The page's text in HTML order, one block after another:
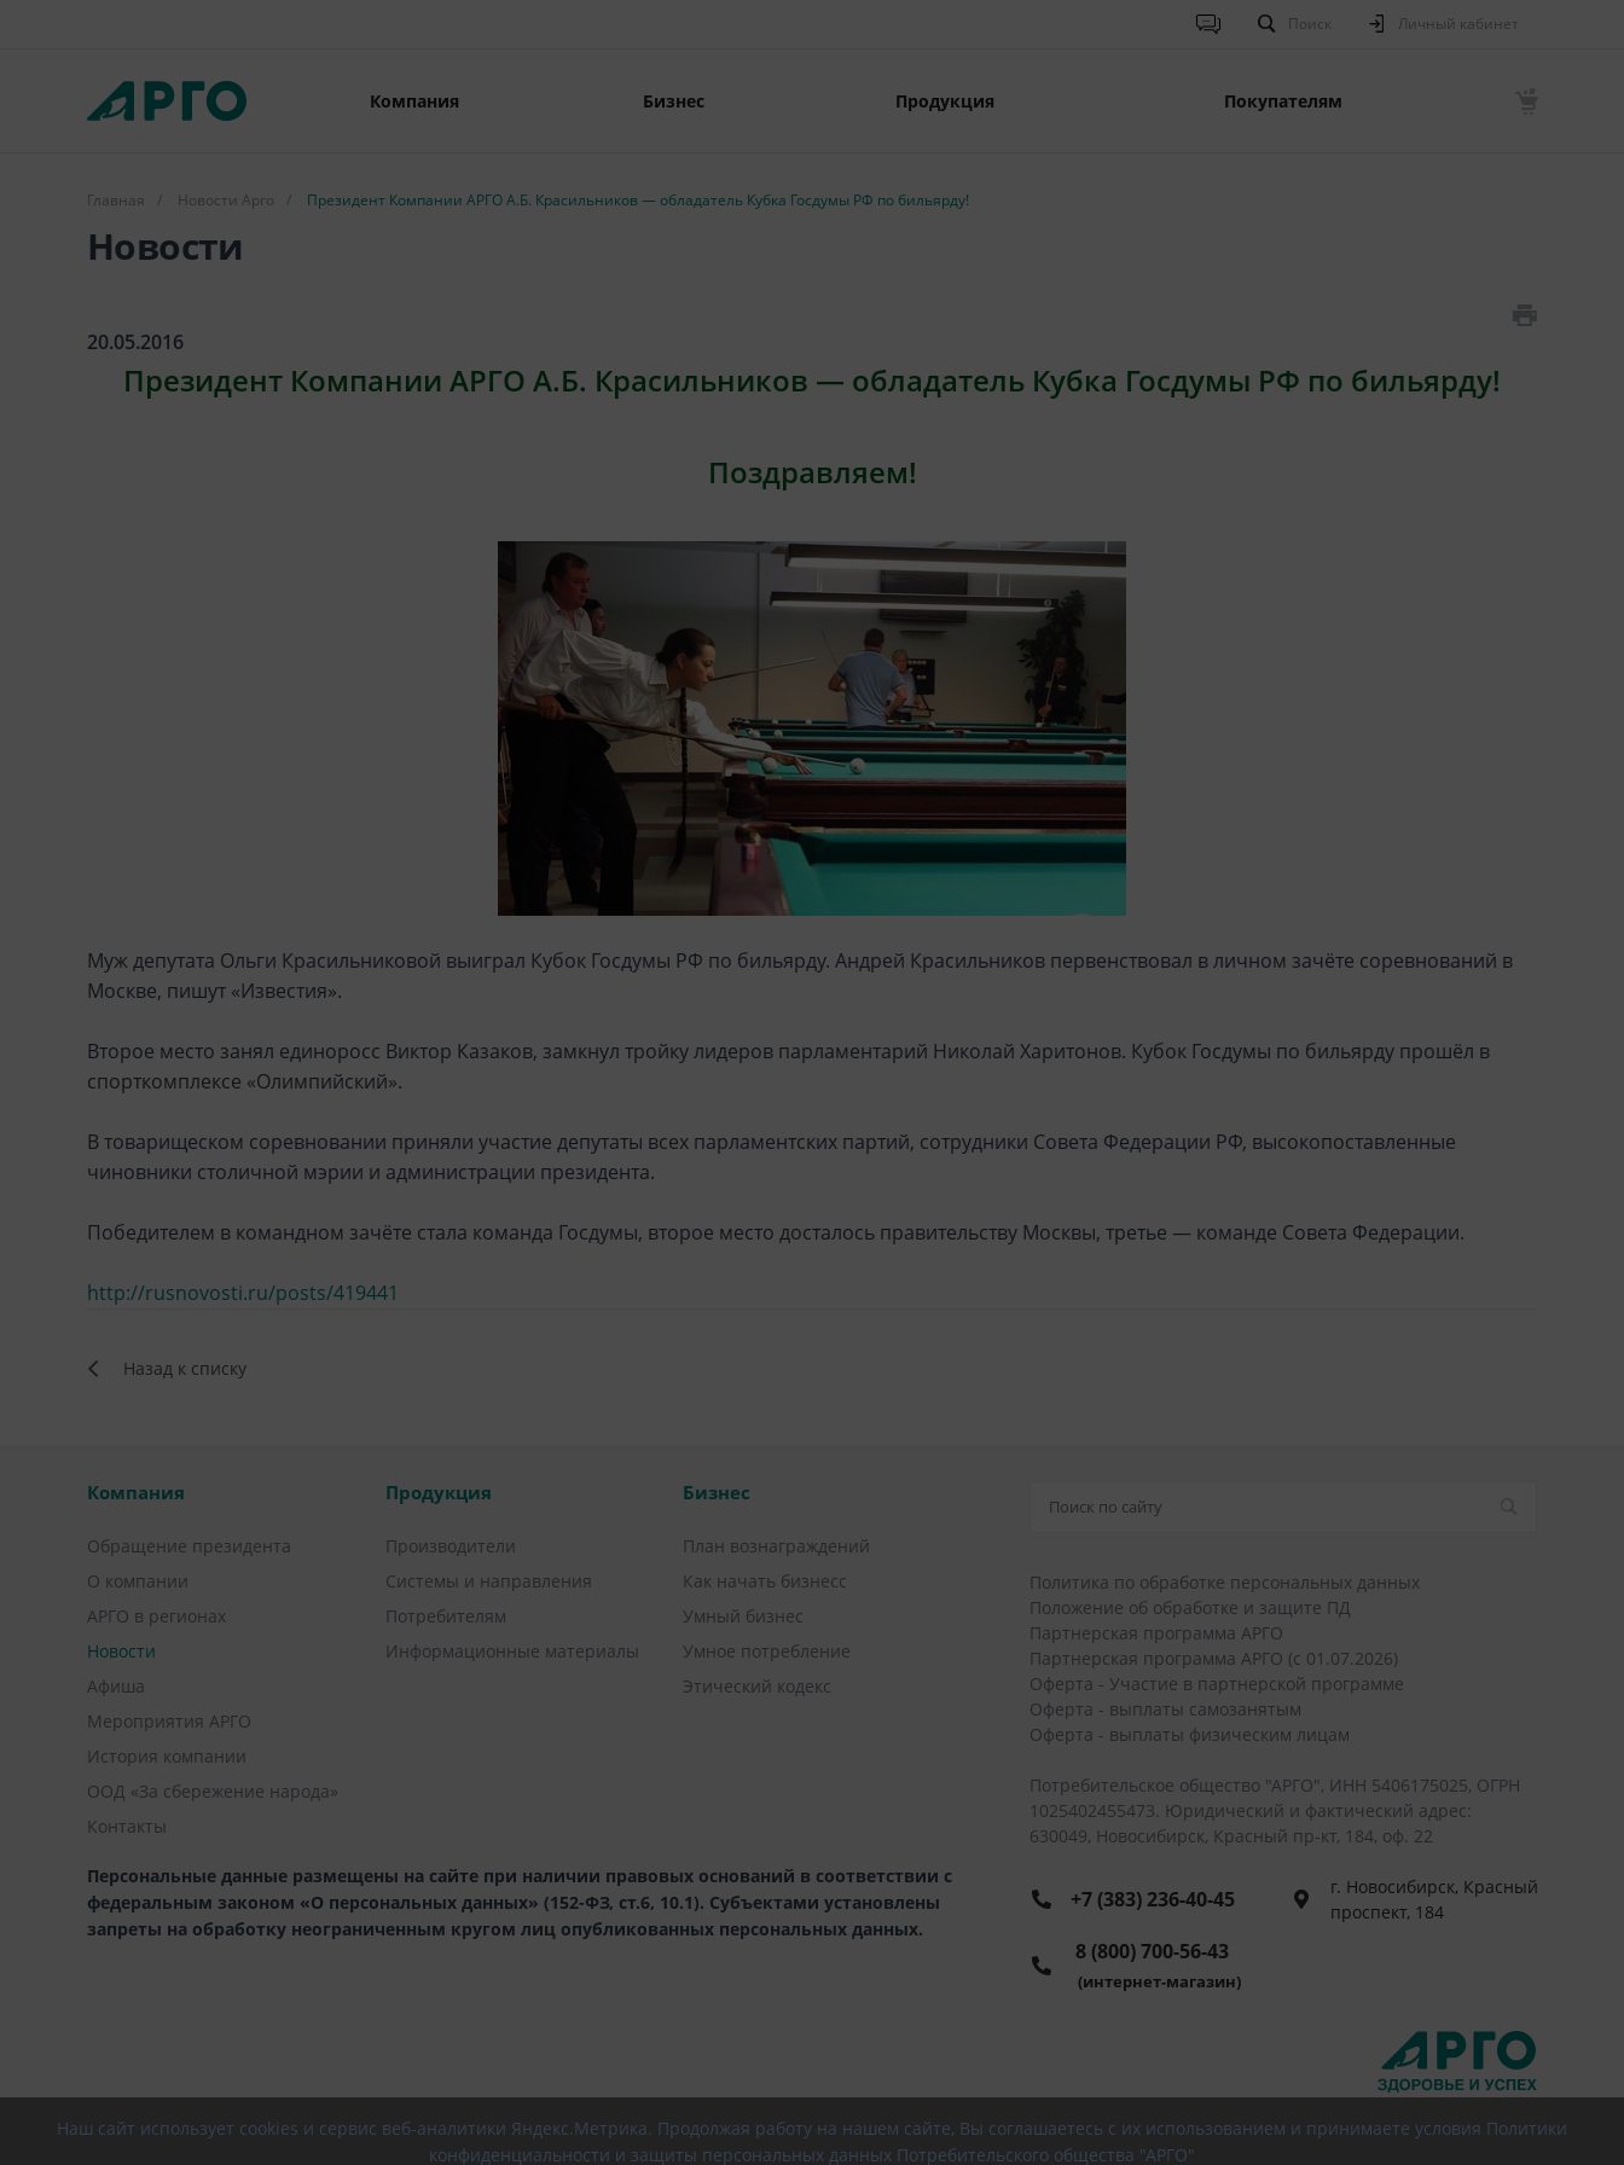
Поиск Личный кабинет
Компания Бизнес Продукция Покупателям
Главная / Новости Арго / Президент Компании АРГО А.Б. Красильников — обладатель Кубка Госдумы РФ по бильярду!
Новости
20.05.2016
Президент Компании АРГО А.Б. Красильников — обладатель Кубка Госдумы РФ по бильярду!
Поздравляем!
Муж депутата Ольги Красильниковой выиграл Кубок Госдумы РФ по бильярду. Андрей Красильников первенствовал в личном зачёте соревнований в
Москве, пишут «Известия».
Второе место занял единоросс Виктор Казаков, замкнул тройку лидеров парламентарий Николай Харитонов. Кубок Госдумы по бильярду прошёл в
спорткомплексе «Олимпийский».
В товарищеском соревновании приняли участие депутаты всех парламентских партий, сотрудники Совета Федерации РФ, высокопоставленные
чиновники столичной мэрии и администрации президента.
Победителем в командном зачёте стала команда Госдумы, второе место досталось правительству Москвы, третье — команде Совета Федерации.
http://rusnovosti.ru/posts/419441
Назад к списку
Компания
Обращение президента
О компании
АРГО в регионах
Новости
Афиша
Мероприятия АРГО
История компании
ООД «За сбережение народа»
Контакты
Продукция
Производители
Системы и направления
Потребителям
Информационные материалы
Бизнес
План вознаграждений
Как начать бизнесс
Умный бизнес
Умное потребление
Этический кодекс
Персональные данные размещены на сайте при наличии правовых оснований в соответствии с
федеральным законом «О персональных данных» (152-ФЗ, ст.6, 10.1). Субъектами установлены
запреты на обработку неограниченным кругом лиц опубликованных персональных данных.
Политика по обработке персональных данных
Положение об обработке и защите ПД
Партнерская программа АРГО
Партнерская программа АРГО (с 01.07.2026)
Оферта - Участие в партнерской программе
Оферта - выплаты самозанятым
Оферта - выплаты физическим лицам
Потребительское общество "АРГО", ИНН 5406175025, ОГРН
1025402455473. Юридический и фактический адрес:
630049, Новосибирск, Красный пр-кт, 184, оф. 22
+7 (383) 236-40-45
г. Новосибирск, Красный
проспект, 184
8 (800) 700-56-43
(интернет-магазин)
Наш сайт использует cookies и сервис веб-аналитики Яндекс.Метрика. Продолжая работу на нашем сайте, Вы соглашаетесь с их использованием и принимаете условия Политики
конфиденциальности и защиты персональных данных Потребительского общества "АРГО"